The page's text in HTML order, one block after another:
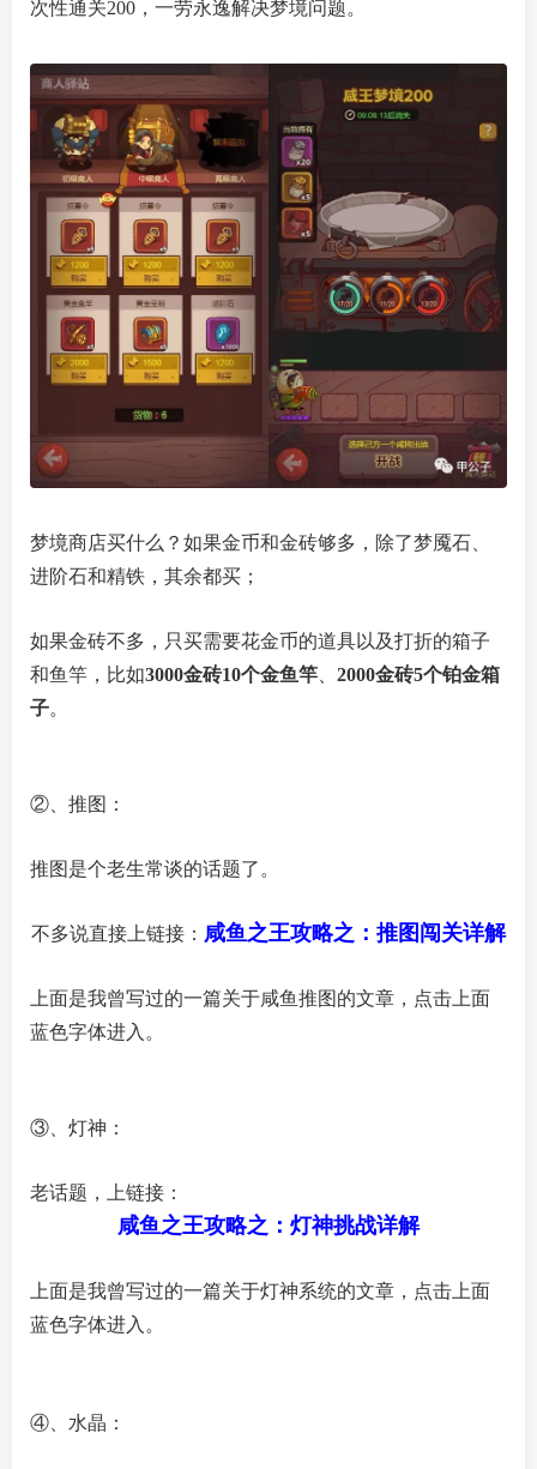
次性通关200，一劳永逸解决梦境问题。
梦境商店买什么？如果金币和金砖够多，除了梦魇石、
进阶石和精铁，其余都买；
如果金砖不多，只买需要花金币的道具以及打折的箱子
和鱼竿，比如3000金砖10个金鱼竿
2000金砖5个铂金箱
子。
②、推图：
推图是个老生常谈的话题了。
不多说直接上链接： 咸鱼之王攻略之：推图闯关详解
上面是我曾写过的一篇关于咸鱼推图的文章，点击上面
蓝色字体进入。
③、灯神：
老话题，上链接 ：
咸鱼之王攻略之：灯神挑战详解
上面是我曾写过的一篇关于灯神系统的文章，点击上面
蓝色字体进入。
④、水晶：